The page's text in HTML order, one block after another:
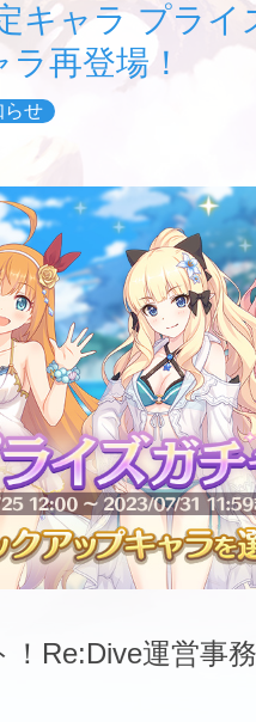
キャラ プラ
再登場！
らせ
Re:Dive運営事